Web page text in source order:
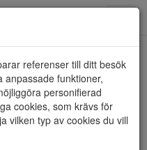
referenser till ditt besök
funktioner,
personifierad
cookies, som krävs för
vilken typ av cookies du vill